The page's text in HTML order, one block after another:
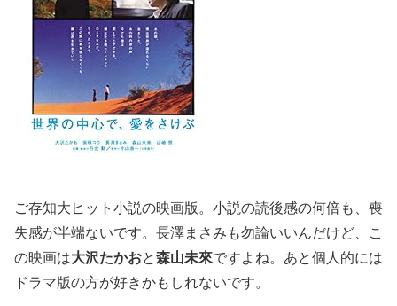
ご存知大ヒット小説の映画版。小説の読後感の何倍も、喪
失感が半端ないです。長澤まさみも勿論いいんだけど、こ
の映画は大沢たかおと森山未來ですよね。あと個人的には
ドラマ版の方が好きかもしれないです。